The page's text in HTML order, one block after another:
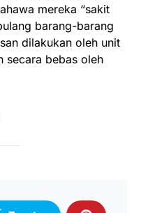
mereka “sakit
barang-barang
dilakukan oleh unit
secara bebas oleh